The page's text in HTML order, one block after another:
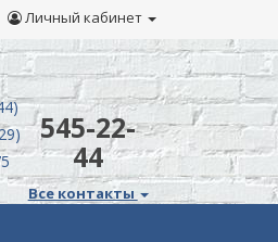
Личный кабинет
545-22-
44
Все контакты